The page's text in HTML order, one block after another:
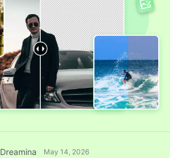
Dreamina May 14, 2026